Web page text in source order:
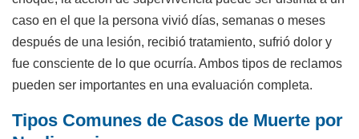
caso en el que la persona vivió días, semanas o meses
después de una lesión, recibió tratamiento, sufrió dolor y
fue consciente de lo que ocurría. Ambos tipos de reclamos
pueden ser importantes en una evaluación completa.
Tipos Comunes de Casos de Muerte por